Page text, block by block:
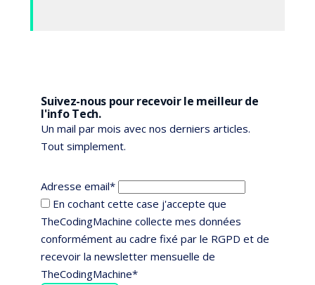
Suivez-nous pour recevoir le meilleur de
l'info Tech.
Un mail par mois avec nos derniers articles.
Tout simplement.
Adresse email*
En cochant cette case j'accepte que
TheCodingMachine collecte mes données
conformément au cadre fixé par le RGPD et de
recevoir la newsletter mensuelle de
TheCodingMachine*